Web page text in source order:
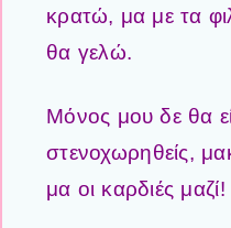
κρατώ, μα με τα
θα γελώ.
Μόνος μου δε θα
στενοχωρηθείς,
μα οι καρδιές μαζί!